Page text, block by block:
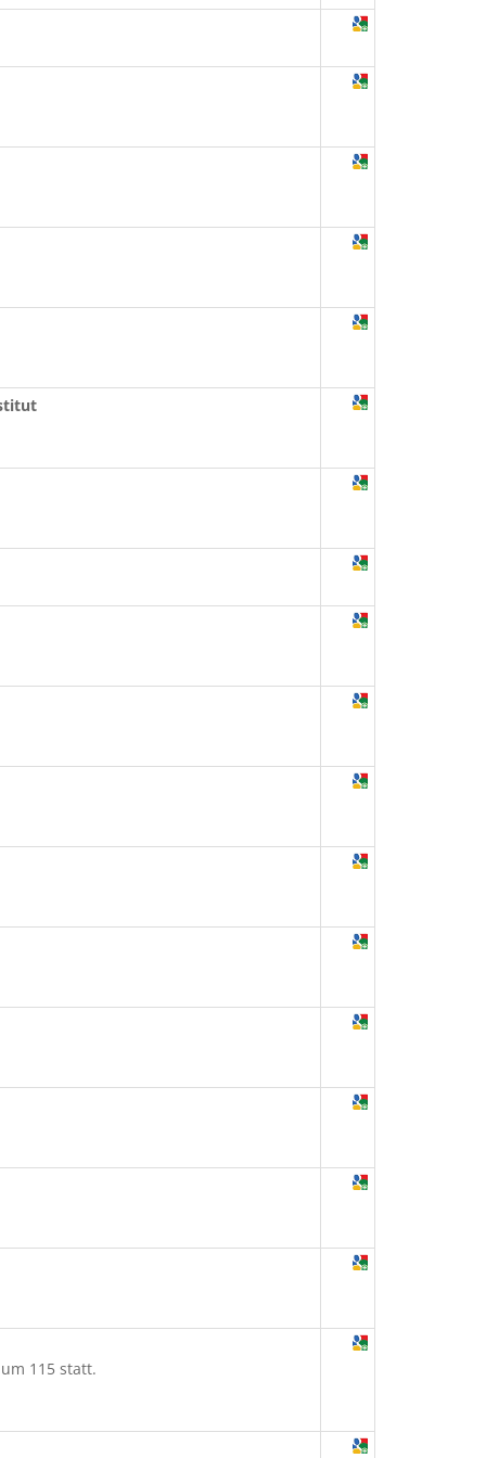
115 statt.